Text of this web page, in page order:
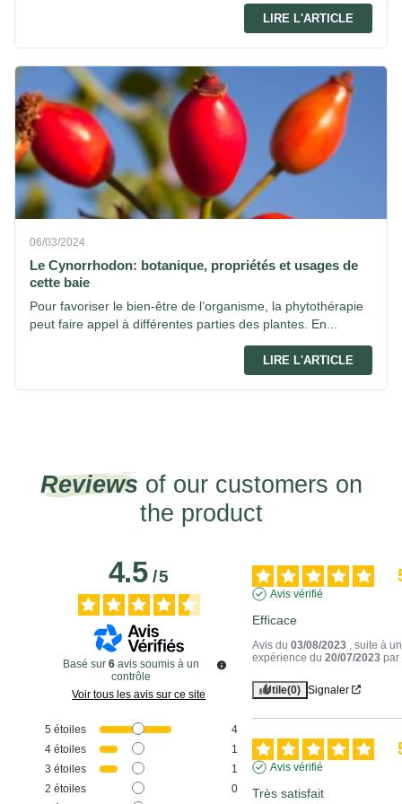
LIRE L'ARTICLE
06/03/2024
Le Cynorrhodon: botanique, propriétés et usages de
cette baie
Pour favoriser le bien-être de l’organisme, la phytothérapie
peut faire appel à différentes parties des plantes. En...
LIRE L'ARTICLE
Reviews of our customers on
the product
4.5/5
Basé sur 6 avis soumis à un
contrôle
Voir tous les avis sur ce site
5 étoiles
4
4 étoiles
1
3 étoiles
1
2 étoiles
0
Avis vérifié
Efficace
Avis du03/08/2023
, suite à
expérience du20/07/2023 par
Utile(0) Signaler
Avis vérifié
Très satisfait